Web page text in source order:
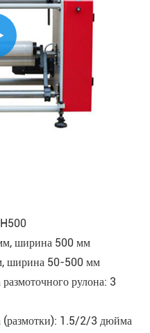
ширина 500 мм
ширина 50-500 мм
рулона: 3
(размотки): 1.5/2/3 дюйма